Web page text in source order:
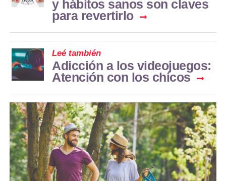
y hábitos sanos son claves
para revertirlo
Leé también
Adicción a los videojuegos:
Atención con los chicos